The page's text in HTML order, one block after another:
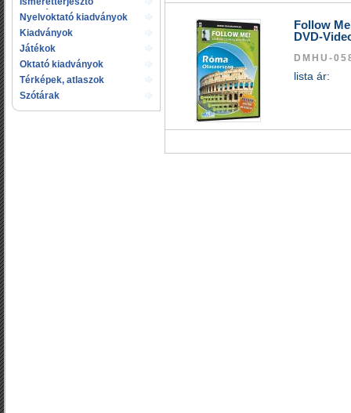
kiadványok
Nyelvoktató kiadványok
Kiadványok
gyermekeknek
Játékok
Oktató kiadványok
Térképek, atlaszok
Szótárak
Follow
DVD-
DMHU-
lista ár: